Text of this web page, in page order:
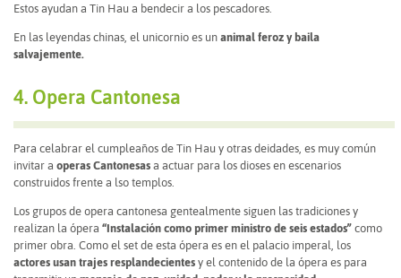
Estos ayudan a Tin Hau a bendecir a los pescadores.
En las leyendas chinas, el unicornio es un animal feroz y baila
salvajemente.
4. Opera Cantonesa
Para celabrar el cumpleaños de Tin Hau y otras deidades, es muy común
invitar a operas Cantonesas a actuar para los dioses en escenarios
construidos frente a lso templos.
Los grupos de opera cantonesa gentealmente siguen las tradiciones y
realizan la ópera “Instalación como primer ministro de seis estados” como
primer obra. Como el set de esta ópera es en el palacio imperal, los
actores usan trajes resplandecientes y el contenido de la ópera es para